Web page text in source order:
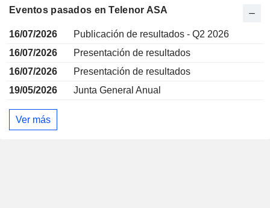
Eventos pasados en Telenor ASA
16/07/2026
Publicación de resultados - Q2 2026
16/07/2026
Presentación de resultados
16/07/2026
Presentación de resultados
19/05/2026
Junta General Anual
Ver más